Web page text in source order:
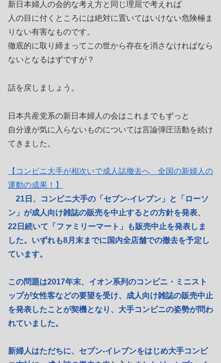
新日本婦人の会的な考え方と同じ理屈で考えれば
人の目に付くところには絶対に置いてはいけない危険極ま
りない有害なものです。
徹底的に取り締まってこの世から存在を消さなければなら
ないとなるはずですが？
話を戻しましょう。
日本共産党系の新日本婦人の会はこれまでもずっと
自分達が気に入らないものについては言論弾圧活動を続け
てきました。
【コンビニ大手が相次いで成人誌撤去へ 全国の新婦人の
運動の成果！】
21日、コンビニ大手の「セブン-イレブン」と「ローソ
ン」が成人向け雑誌の販売を中止するとの方針を発表、
22日続いて「ファミリーマート」も販売中止を発表しま
した。いずれも8月末までに国内全店舗での撤去を予定し
ています。
この問題は2017年末、イオン系列のコンビニ・ミニスト
ップが女性客などの要望を受け、成人向け雑誌の販売中止
を発表したことが契機となり、大手コンビニの姿勢が問わ
れていました。
新婦人はただちに、セブン-イレブンをはじめ大手コンビ